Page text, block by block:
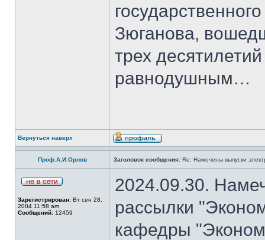
Зюганова,
трех
равнодушным…
Вернуться наверх
Проф.А.И.Орлов Заголовок сообщения: Re: Намечены выпуски
Зарегистрирован: Вт сен 28,
2004 11:58 am
Сообщений: 12459
2024.09.30.
рассылки
кафедры